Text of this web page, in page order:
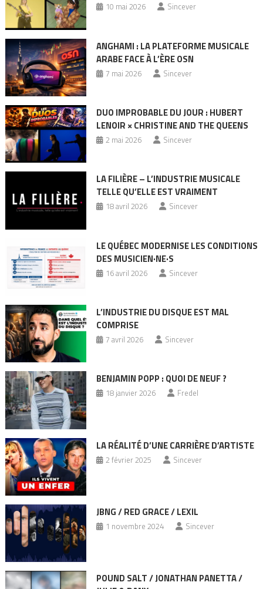
10 mai 2026 Sincever
ANGHAMI : LA PLATEFORME MUSICALE
ARABE FACE À L’ÈRE OSN
7 mai 2026 Sincever
DUO IMPROBABLE DU JOUR : HUBERT
LENOIR × CHRISTINE AND THE QUEENS
2 mai 2026 Sincever
LA FILIÈRE – L’INDUSTRIE MUSICALE
TELLE QU’ELLE EST VRAIMENT
18 avril 2026 Sincever
LE QUÉBEC MODERNISE LES CONDITIONS
DES MUSICIEN·NE·S
16 avril 2026 Sincever
L’INDUSTRIE DU DISQUE EST MAL
COMPRISE
7 avril 2026 Sincever
BENJAMIN POPP : QUOI DE NEUF ?
18 janvier 2026 Fredel
LA RÉALITÉ D’UNE CARRIÈRE D’ARTISTE
2 février 2025 Sincever
JBNG / RED GRACE / LEXIL
1 novembre 2024 Sincever
POUND SALT / JONATHAN PANETTA /